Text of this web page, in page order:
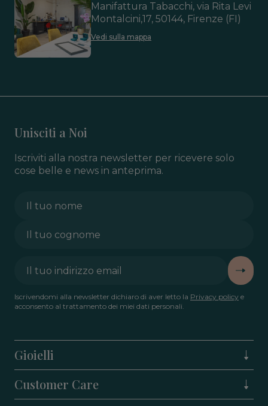
Manifattura Tabacchi, via Rita Levi
Montalcini,17, 50144, Firenze (FI)
Vedi sulla mappa
Unisciti a Noi
Iscriviti alla nostra newsletter per ricevere solo
cose belle e news in anteprima.
Iscrivendomi alla newsletter dichiaro di aver letto la Privacy policy e
acconsento al trattamento dei miei dati personali.
Gioielli
Customer Care